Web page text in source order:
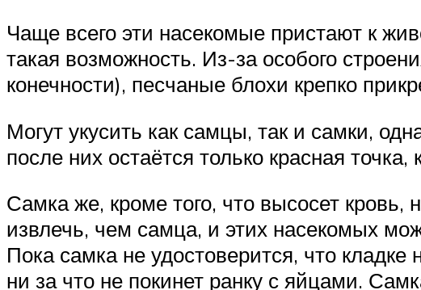
Чаще всего эти насекомые пристают к
такая возможность. Из-за особого
конечности), песчаные блохи крепко
Могут укусить как самцы, так и самки,
после них остаётся только красная
Самка же, кроме того, что высосет
извлечь, чем самца, и этих насекомых
Пока самка не удостоверится, что
ни за что не покинет ранку с яйцами.